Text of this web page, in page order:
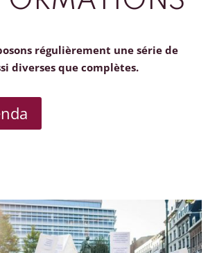
régulièrement une série de
diverses que complètes.